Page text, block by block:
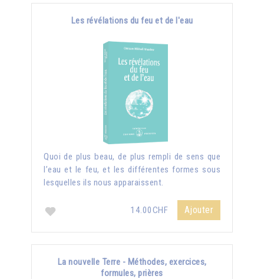
Les révélations du feu et de l'eau
Quoi de plus beau, de plus rempli de sens que
l’eau et le feu, et les différentes formes sous
lesquelles ils nous apparaissent.
14.00CHF Ajouter
La nouvelle Terre - Méthodes, exercices,
formules, prières